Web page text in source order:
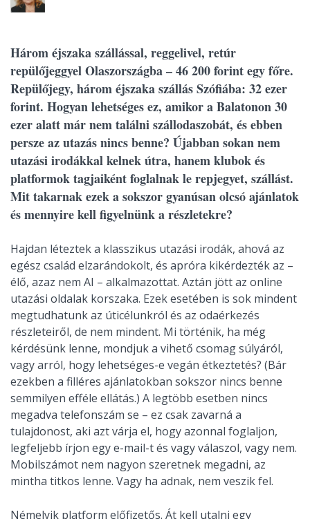
Három éjszaka szállással, reggelivel, retúr
repülőjeggyel Olaszországba – 46 200 forint egy főre.
Repülőjegy, három éjszaka szállás Szófiába: 32 ezer
forint. Hogyan lehetséges ez, amikor a Balatonon 30
ezer alatt már nem találni szállodaszobát, és ebben
persze az utazás nincs benne? Újabban sokan nem
utazási irodákkal kelnek útra, hanem klubok és
platformok tagjaiként foglalnak le repjegyet, szállást.
Mit takarnak ezek a sokszor gyanúsan olcsó ajánlatok
és mennyire kell figyelnünk a részletekre?
Hajdan léteztek a klasszikus utazási irodák, ahová az
egész család elzarándokolt, és apróra kikérdezték az –
élő, azaz nem AI – alkalmazottat. Aztán jött az online
utazási oldalak korszaka. Ezek esetében is sok mindent
megtudhatunk az úticélunkról és az odaérkezés
részleteiről, de nem mindent. Mi történik, ha még
kérdésünk lenne, mondjuk a vihető csomag súlyáról,
vagy arról, hogy lehetséges-e vegán étkeztetés? (Bár
ezekben a filléres ajánlatokban sokszor nincs benne
semmilyen efféle ellátás.) A legtöbb esetben nincs
megadva telefonszám se – ez csak zavarná a
tulajdonost, aki azt várja el, hogy azonnal foglaljon,
legfeljebb írjon egy e-mail-t és vagy válaszol, vagy nem.
Mobilszámot nem nagyon szeretnek megadni, az
mintha titkos lenne. Vagy ha adnak, nem veszik fel.
Némelyik platform előfizetős. Át kell utalni egy